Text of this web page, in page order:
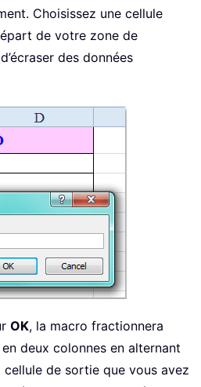
Choisissez une cellule
de votre zone de
des données
OK, la macro fractionnera
deux colonnes en alternant
de sortie que vous avez